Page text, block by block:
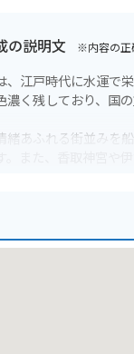
の説明文 ※内容の正
、江戸時代に水運で
濃く残しており、国
緒あふれる街並みを
。また、香取神宮や
グにも最適なエリアで